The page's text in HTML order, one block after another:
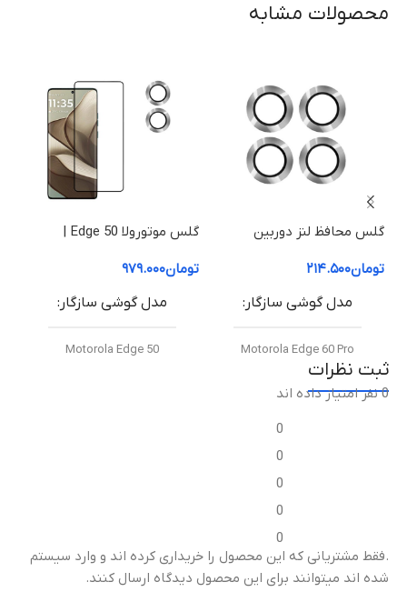
محصولات مشابه
گلس محافظ لنز دوربین
تومان۲۱۴.۵۰۰
مدل گوشی سازگار
Motorola Edge 60 Pro
نوع گلس
گلس محافظ لنز دوربین فلزی
موتورولا Metal Frame + HD
میزان شفافیت
شفافیت بالا (High
گلس موتورولا Edge 50 |
50 Edge (شفاف +HD)
تومان۹۷۹.۰۰۰
مدل گوشی سازگار
Motorola Edge 50
شفافیت بالا (High
Transparency)
ثبت نظرات
0 نفر امتیاز داده اند
0
0
0
0
0
.فقط مشتریانی که این محصول را خریداری کرده اند و وارد سیستم
شده اند میتوانند برای این محصول دیدگاه ارسال کنند.